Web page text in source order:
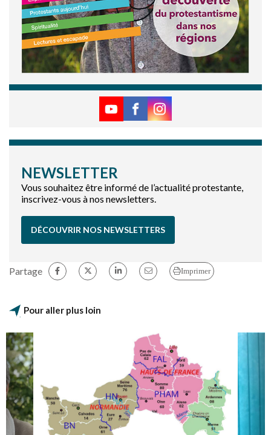
NEWSLETTER
Vous souhaitez être informé de l’actualité protestante,
inscrivez-vous à nos newsletters.
DÉCOUVRIR NOS NEWSLETTERS
Partage Imprimer
Pour aller plus loin